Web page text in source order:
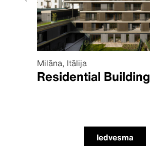
Milāna, Itālija
Residential Building
Iedvesma